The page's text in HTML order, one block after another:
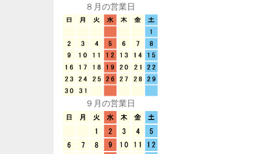
８月の営業日
９月の営業日